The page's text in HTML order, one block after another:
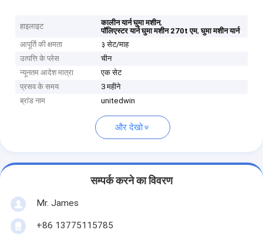
हाइलाइट कालीन यार्न घुमा मशीन,
पॉलिएस्टर यार्न घुमा मशीन 270t एम,घुमा मशीन यार्न
आपूर्ति की क्षमता
३ सेट/माह
उत्पत्ति के प्लेस
चीन
न्यूनतम आदेश मात्रा
एक सेट
प्रसव के समय
3 महीने
ब्रांड नाम
unitedwin
और देखो
सम्पर्क करने का विवरण
Mr. James
+86 13775115785